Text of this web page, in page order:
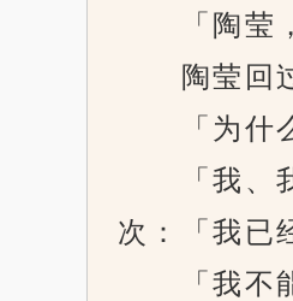
「陶莹，
陶莹回过
「为什么
「我、我
次：「我
「我不能